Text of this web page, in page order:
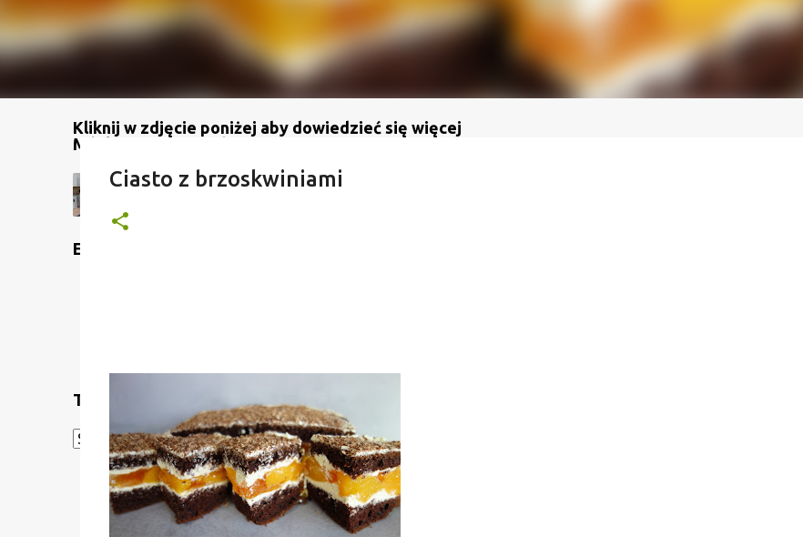
Kliknij w zdjęcie poniżej aby dowiedzieć się więcej
Mój kanał na YouTube
Etykiety
Translate
Powered by Translate
Ciasto z brzoskwiniami